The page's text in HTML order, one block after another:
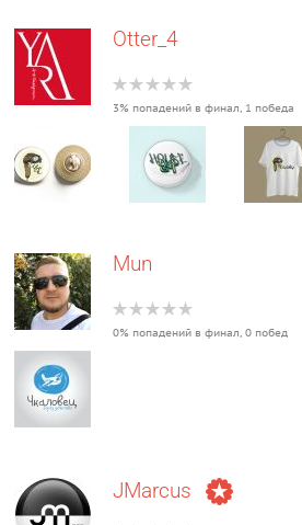
Otter_4
3% попадений в финал, 1 победа
Mun
0% попадений в финал, 0 побед
JMarcus